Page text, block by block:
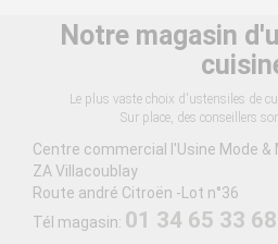
Notre magasin
Le plus vaste choix d'ustensiles de
Sur place, des conseillers
Centre commercial l'Usine Mode &
ZA Villacoublay
Route andré Citroën -Lot n°36
Tél magasin: 01 34 65 33 68